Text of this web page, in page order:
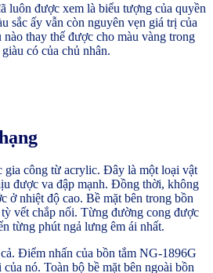
luôn được xem là biểu tượng của quyền
sắc ấy vẫn còn nguyên vẹn giá trị của
nào thay thế được cho màu vàng trong
có của chủ nhân.
gia công từ acrylic. Đây là một loại vật
được va đập mạnh. Đồng thời, không
ở nhiệt độ cao. Bề mặt bên trong bồn
vết chắp nối. Từng đường cong được
từng phút ngả lưng êm ái nhất.
Điểm nhấn của bồn tắm NG-1896G
nó. Toàn bộ bề mặt bên ngoài bồn